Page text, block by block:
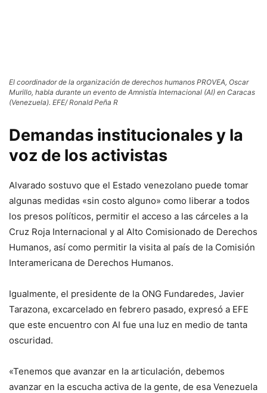
El coordinador de la organización de derechos humanos PROVEA, Oscar
Murillo, habla durante un evento de Amnistía Internacional (AI) en Caracas
(Venezuela). EFE/ Ronald Peña R
Demandas institucionales y la
voz de los activistas
Alvarado sostuvo que el Estado venezolano puede tomar
algunas medidas «sin costo alguno» como liberar a todos
los presos políticos, permitir el acceso a las cárceles a la
Cruz Roja Internacional y al Alto Comisionado de Derechos
Humanos, así como permitir la visita al país de la Comisión
Interamericana de Derechos Humanos.
Igualmente, el presidente de la ONG Fundaredes, Javier
Tarazona, excarcelado en febrero pasado, expresó a EFE
que este encuentro con AI fue una luz en medio de tanta
oscuridad.
«Tenemos que avanzar en la articulación, debemos
avanzar en la escucha activa de la gente, de esa Venezuela